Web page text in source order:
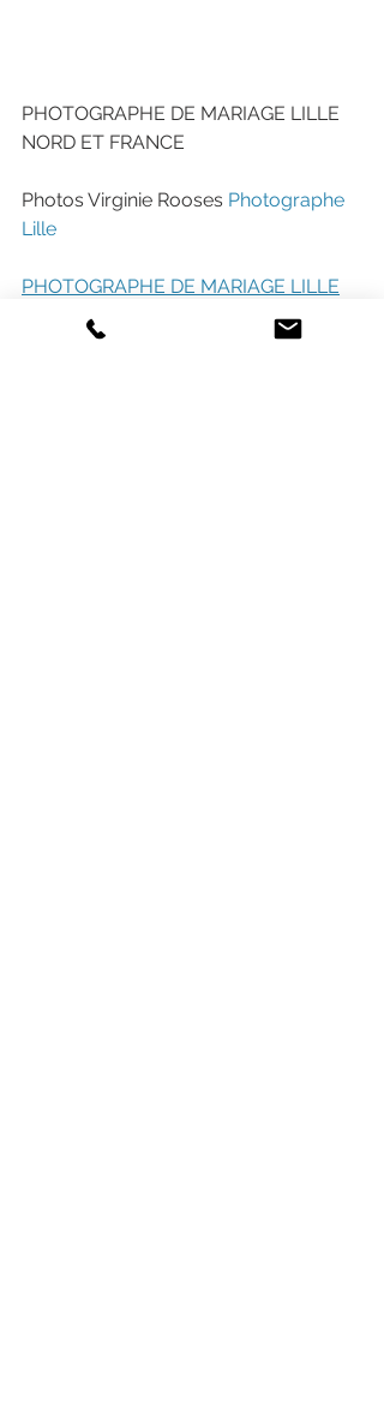
PHOTOGRAPHE DE MARIAGE LILLE
NORD ET FRANCE
Photos Virginie Rooses Photographe
Lille
PHOTOGRAPHE DE MARIAGE LILLE
NORD ET FRANCE
Locations Borne Photos Lille